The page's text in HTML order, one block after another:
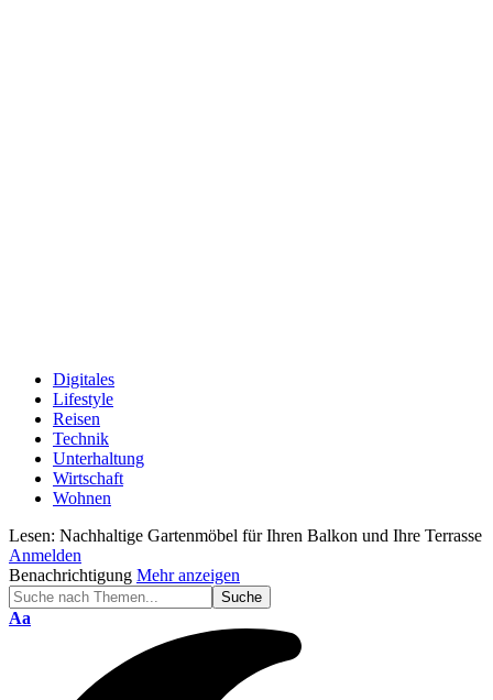
Digitales
Lifestyle
Reisen
Technik
Unterhaltung
Wirtschaft
Wohnen
Lesen: Nachhaltige Gartenmöbel für Ihren Balkon und Ihre Terrasse
Anmelden
Benachrichtigung Mehr anzeigen
Schriftgröße
Aa